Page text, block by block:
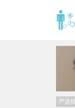
间充
脐带
造血
你真
DNA
严选